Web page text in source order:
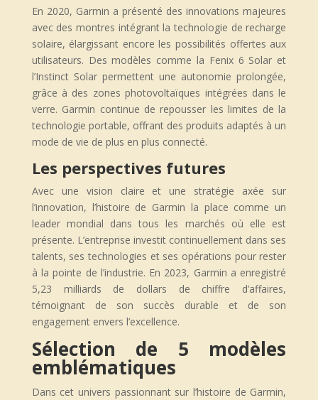
En 2020, Garmin a présenté des innovations majeures
avec des montres intégrant la technologie de recharge
solaire, élargissant encore les possibilités offertes aux
utilisateurs. Des modèles comme la Fenix 6 Solar et
l’Instinct Solar permettent une autonomie prolongée,
grâce à des zones photovoltaïques intégrées dans le
verre. Garmin continue de repousser les limites de la
technologie portable, offrant des produits adaptés à un
mode de vie de plus en plus connecté.
Les perspectives futures
Avec une vision claire et une stratégie axée sur
l’innovation, l’histoire de Garmin la place comme un
leader mondial dans tous les marchés où elle est
présente. L’entreprise investit continuellement dans ses
talents, ses technologies et ses opérations pour rester
à la pointe de l’industrie. En 2023, Garmin a enregistré
5,23 milliards de dollars de chiffre d’affaires,
témoignant de son succès durable et de son
engagement envers l’excellence.
Sélection de 5 modèles
emblématiques
Dans cet univers passionnant sur l’histoire de Garmin,